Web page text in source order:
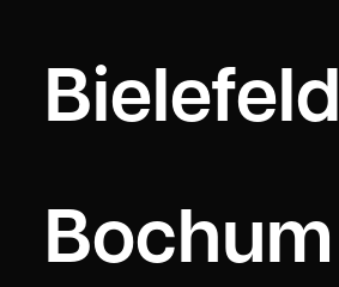
Bielefeld
Bochum